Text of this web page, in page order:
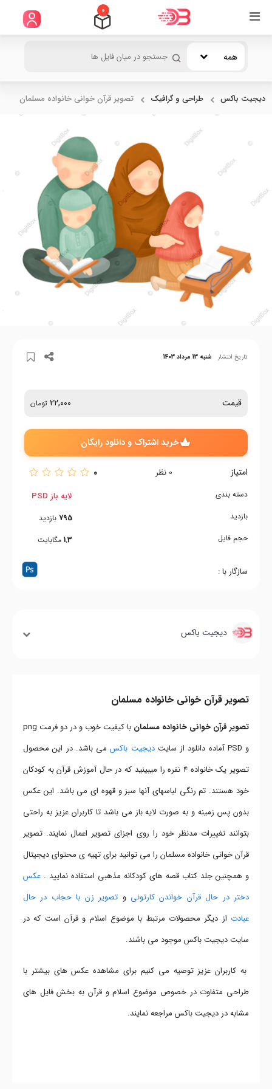
0
همه
دیجیت باکس طراحی و گرافیک تصویر قرآن خوانی خانواده مسلمان
تاریخ انتشار شنبه 13 مرداد 1403
قیمت 22,000 تومان
خرید اشتراک و دانلود رایگان
امتیاز 0 نظر 0
دسته بندی
بازدید
حجم فایل
لایه باز PSD
795 بازدید
1.3 مگابایت
سازگار با :
دیجیت باکس
تصویر قرآن خوانی خانواده مسلمان
تصویر قرآن خوانی خانواده مسلمان
با کیفیت خوب و در دو فرمت png
و PSD آماده دانلود از سایت
دیجیت باکسمی باشد. در این محصول
تصویر یک خانواده 4 نفره را میبینید که در حال آموزش قرآن به کودکان
خود هستند. تم رنگی لباسهای آنها سبز و قهوه ای می باشد. این عکس
بدون پس زمینه و به صورت لایه باز می باشد تا کاربران عزیز به راحتی
بتوانند تغییرات مدنظر خود را روی اجزای تصویر اعمال نمایند. تصویر
قرآن خوانی خانواده مسلمان را می توانید برای تهیه ی محتوای دیجیتال
و همچنین جلد کتاب قصه های کودکانه مذهبی استفاده نمایید . عکس
دختر در حال قرآن خواندن کارتونی و تصویر زن با حجاب در حال
عبادت از دیگر محصولات مرتبط با موضوع اسلام و قرآن است که در
سایت دیجیت باکس موجود می باشند.
به کاربران عزیز توصیه می کنیم برای مشاهده عکس های بیشتر با
طراحی متفاوت در خصوص موضوع اسلام و قرآن به بخش فایل های
مشابه در دیجیت باکس مراجعه نمایند.